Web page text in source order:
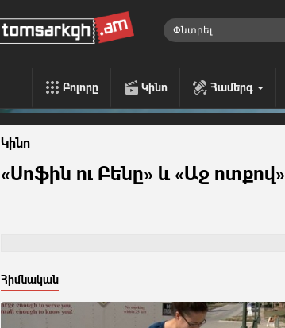
Բոլորը Կինո Համերգ
Կինո
«Սոֆին ու Բենը» և «Աջ ոտքով»
Հիմնական